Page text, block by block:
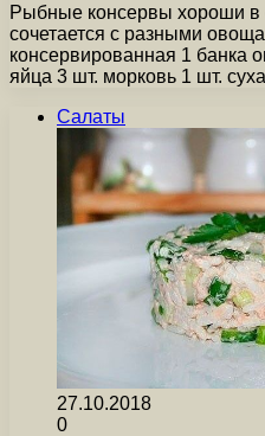
Рыбные консервы хороши в
сочетается с разными
консервированная 1 банка
яйца 3 шт. морковь 1 шт.
Салаты
27.10.2018
0